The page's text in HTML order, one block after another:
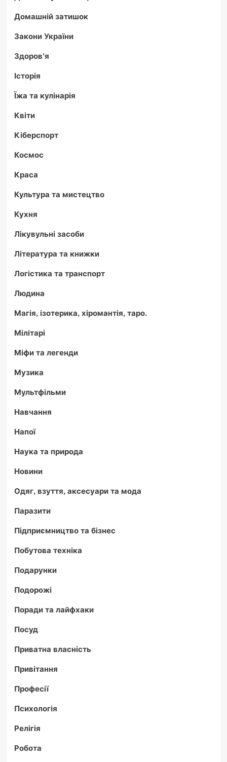
Домашній затишок
Закони України
Здоров'я
Історія
Їжа та кулінарія
Квіти
Кіберспорт
Космос
Краса
Культура та мистецтво
Кухня
Лікувульні засоби
Література та книжки
Логістика та транспорт
Людина
Магія, ізотерика, хіромантія, таро.
Мілітарі
Міфи та легенди
Музика
Мультфільми
Навчання
Напої
Наука та природа
Новини
Одяг, взуття, аксесуари та мода
Паразити
Підприємництво та бізнес
Побутова техніка
Подарунки
Подорожі
Поради та лайфхаки
Посуд
Приватна власність
Привітання
Професії
Психологія
Релігія
Робота